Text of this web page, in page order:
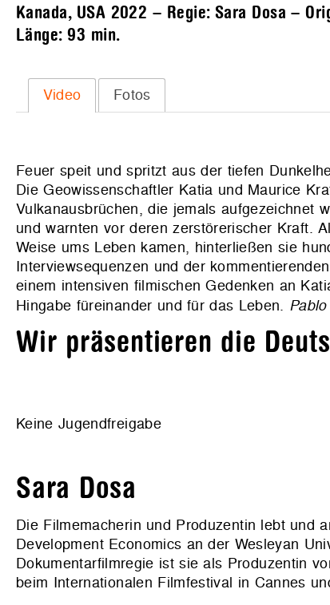
Kanada, USA 2022 – Regie: Sara Dosa –
Länge:93 min.
Video Fotos
Feuer speit und spritzt aus der tiefen
Die Geowissenschaftler Katia und Maurice
Vulkanausbrüchen, die jemals aufgezeichnet
und warnten vor deren zerstörerischer Kraft.
Weise ums Leben kamen, hinterließen sie
Interviewsequenzen und der
einem intensiven filmischen Gedenken an
Hingabe füreinander und für das Leben.
Wir präsentieren die
Keine Jugendfreigabe
Sara Dosa
Die Filmemacherin und Produzentin lebt und
Development Economics an der Wesleyan
Dokumentarfilmregie ist sie als Produzentin
beim Internationalen Filmfestival in Cannes